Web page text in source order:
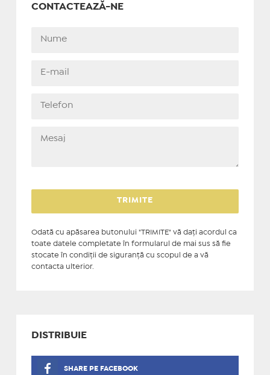
CONTACTEAZĂ-NE
Odată cu apăsarea butonului "TRIMITE" vă daţi acordul ca
toate datele completate în formularul de mai sus să fie
stocate în condiţii de siguranţă cu scopul de a vă
contacta ulterior.
DISTRIBUIE
SHARE PE FACEBOOK